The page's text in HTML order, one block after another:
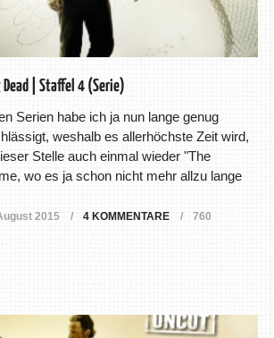
| Staffel 4 (Serie)
Serien habe ich ja nun lange genug
weshalb es allerhöchste Zeit wird,
Stelle auch einmal wieder "The
wo es ja schon nicht mehr allzu lange
2015 4 KOMMENTARE
760